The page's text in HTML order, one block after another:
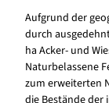
Aufgrund der
durch
ha Acker- und
Naturbelassene
zum erweiterten